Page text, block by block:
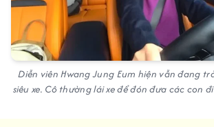
Diễn viên Hwang Jung Eum hiện vẫn đang
siêu xe. Cô thường lái xe để đón đưa các con